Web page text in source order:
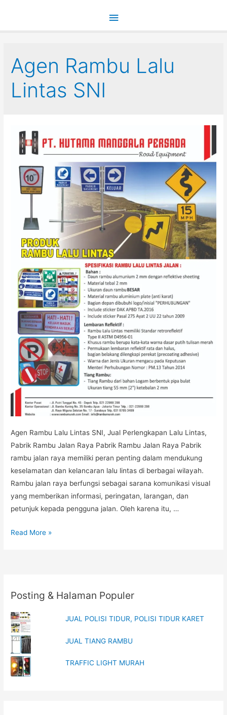
Main
Agen Rambu Lalu
Lintas SNI
Agen Rambu Lalu Lintas SNI, Jual Perlengkapan Lalu Lintas,
Pabrik Rambu Jalan Raya Pabrik Rambu Jalan Raya Pabrik
rambu jalan raya memiliki peran penting dalam mendukung
keselamatan dan kelancaran lalu lintas di berbagai wilayah.
Rambu jalan raya berfungsi sebagai sarana komunikasi visual
yang memberikan informasi, peringatan, larangan, dan
petunjuk kepada pengguna jalan. Oleh karena itu, …
Agen
Jual
Lalu
Lintas,
Pabrik
Rambu
Jalan
Read More »
Posting & Halaman Populer
JUAL POLISI TIDUR, POLISI TIDUR KARET
JUAL TIANG RAMBU
TRAFFIC LIGHT MURAH